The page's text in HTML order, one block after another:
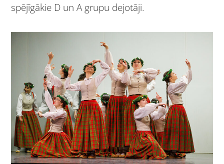
spējīgākie D un A grupu dejotāji.